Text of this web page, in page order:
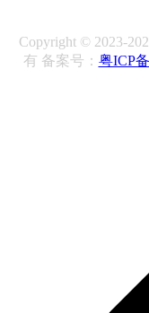
Copyright © 2023-
有 备案号： 粤ICP